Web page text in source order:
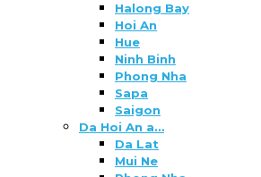
Halong Bay
Hoi An
Hue
Ninh Binh
Phong Nha
Sapa
Saigon
Da Hoi An a…
Da Lat
Mui Ne